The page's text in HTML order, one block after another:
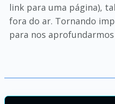
link para uma página),
fora do ar. Tornando
para nos